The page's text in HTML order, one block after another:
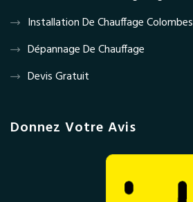
Installation De Chauffage Colombes
Dépannage De Chauffage
Devis Gratuit
Donnez Votre Avis